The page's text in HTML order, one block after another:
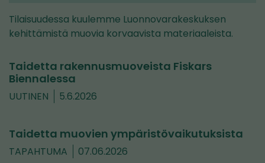
Tilaisuudessa kuulemme Luonnovarakeskuksen
kehittämistä muovia korvaavista materiaaleista.
Taidetta rakennusmuoveista Fiskars
Biennalessa
UUTINEN 5.6.2026
Taidetta muovien ympäristövaikutuksista
TAPAHTUMA 07.06.2026